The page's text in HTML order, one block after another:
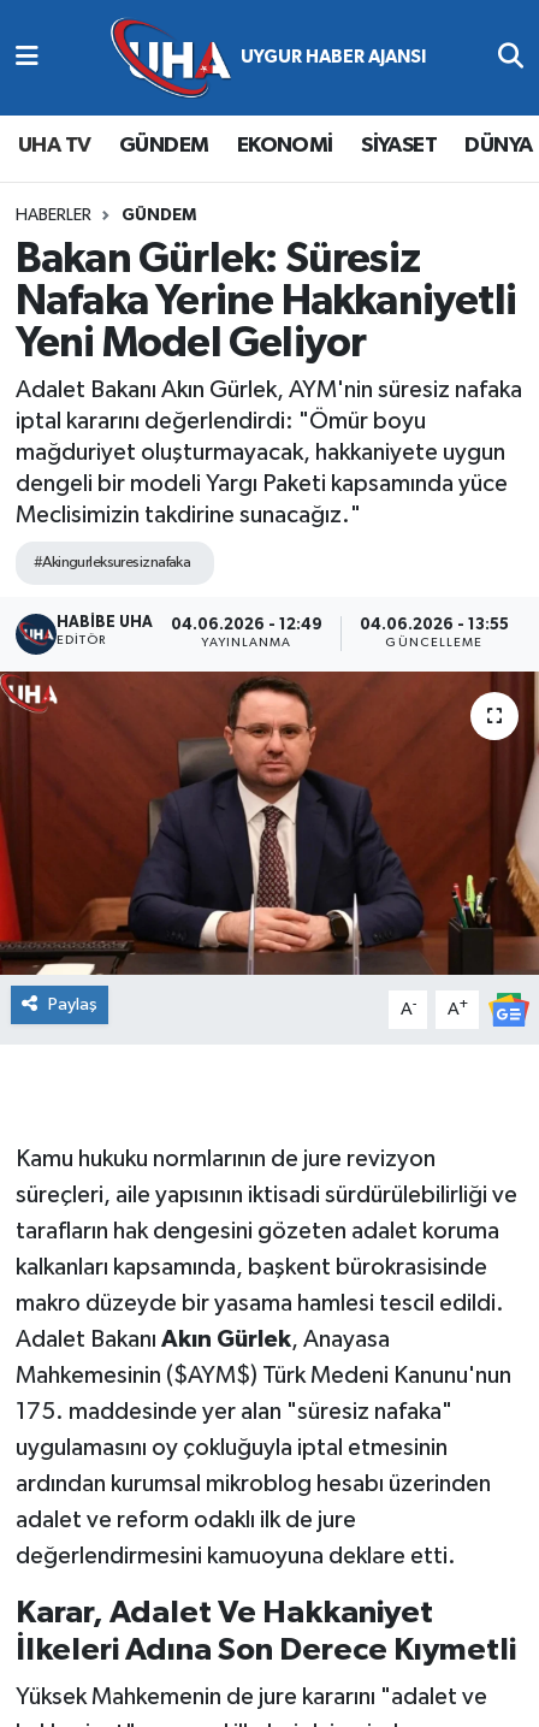
UHA TV GÜNDEM EKONOMİ SİYASET DÜNYA
HABERLER GÜNDEM
Bakan Gürlek: Süresiz
Nafaka Yerine Hakkaniyetli
Yeni Model Geliyor
Adalet Bakanı Akın Gürlek, AYM'nin süresiz nafaka
iptal kararını değerlendirdi: "Ömür boyu
mağduriyet oluşturmayacak, hakkaniyete uygun
dengeli bir modeli Yargı Paketi kapsamında yüce
Meclisimizin takdirine sunacağız."
#Akingurleksuresiznafaka
HABİBE UHA
EDITÖR
04.06.2026 - 12:49
YAYINLANMA
04.06.2026 - 13:55
GÜNCELLEME
Paylaş A- A+
Kamu hukuku normlarının de jure revizyon
süreçleri, aile yapısının iktisadi sürdürülebilirliği ve
tarafların hak dengesini gözeten adalet koruma
kalkanları kapsamında, başkent bürokrasisinde
makro düzeyde bir yasama hamlesi tescil edildi.
Adalet Bakanı Akın Gürlek, Anayasa
Mahkemesinin ($AYM$) Türk Medeni Kanunu'nun
175. maddesinde yer alan "süresiz nafaka"
uygulamasını oy çokluğuyla iptal etmesinin
ardından kurumsal mikroblog hesabı üzerinden
adalet ve reform odaklı ilk de jure
değerlendirmesini kamuoyuna deklare etti.
Karar, Adalet Ve Hakkaniyet
İlkeleri Adına Son Derece Kıymetli
Yüksek Mahkemenin de jure kararını "adalet ve
Abone Ol
Gündem
Ekonomi
Magazin
Siyaset
Spor
Yaşam
Nöbetçi Eczaneler
Hava Durumu
Namaz Vakitleri
Trafik Durumu
Süper Lig Puan Durumu ve Fikstür
Tüm Manşetler
Son Dakika Haberleri
Haber Arşivi